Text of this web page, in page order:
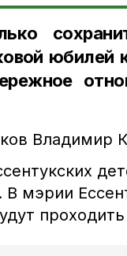
юбилей
Владимир
В мэрии